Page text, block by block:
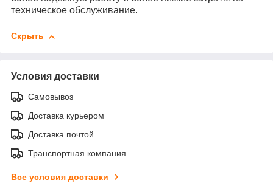
техническое обслуживание.
Скрыть
Условия доставки
Самовывоз
Доставка курьером
Доставка почтой
Транспортная компания
Все условия доставки